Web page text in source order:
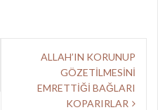
ALLAH’IN KORUNUP
GÖZETİLMESİNİ
EMRETTİĞİ BAĞLARI
KOPARIRLAR